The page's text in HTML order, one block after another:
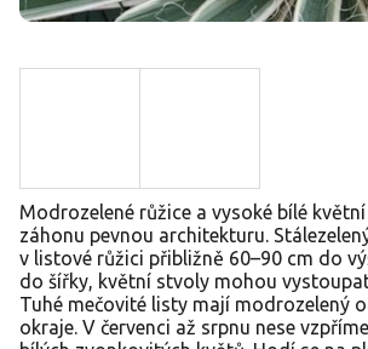
Modrozelené růžice a vysoké bílé
záhonu pevnou architekturu.
v listové růžici přibližně 60–90 cm do
do šířky, květní stvoly mohou vystoupat
Tuhé mečovité listy mají modrozelený
okraje. V červenci až srpnu nese